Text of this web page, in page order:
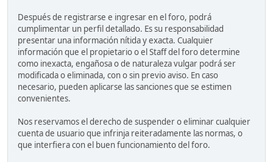
Después de registrarse e ingresar en el foro, podrá
cumplimentar un perfil detallado. Es su responsabilidad
presentar una información nítida y exacta. Cualquier
información que el propietario o el Staff del foro determine
como inexacta, engañosa o de naturaleza vulgar podrá ser
modificada o eliminada, con o sin previo aviso. En caso
necesario, pueden aplicarse las sanciones que se estimen
convenientes.
Nos reservamos el derecho de suspender o eliminar cualquier
cuenta de usuario que infrinja reiteradamente las normas, o
que interfiera con el buen funcionamiento del foro.